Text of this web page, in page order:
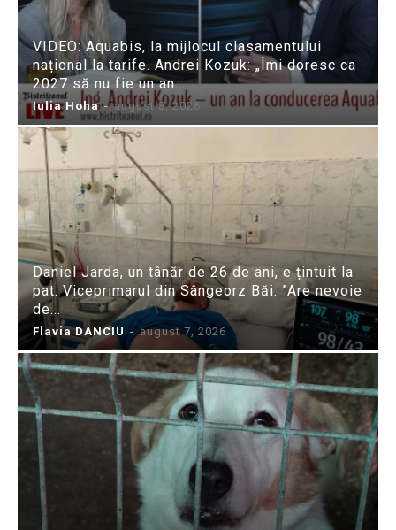
VIDEO: Aquabis, la mijlocul clasamentului
național la tarife. Andrei Kozuk: „Îmi doresc ca
2027 să nu fie un an...
Iulia Hoha - august 8, 2026
Daniel Jarda, un tânăr de 26 de ani, e țintuit la
pat. Viceprimarul din Sângeorz Băi: ”Are nevoie
de...
Flavia DANCIU - august 7, 2026